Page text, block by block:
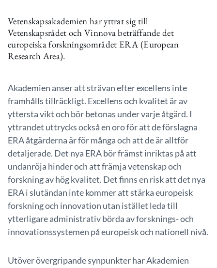
Vetenskapsakademien har yttrat sig till
Vetenskapsrådet och Vinnova beträffande det
europeiska forskningsområdet ERA (European
Research Area).
Akademien anser att strävan efter excellens inte
framhålls tillräckligt. Excellens och kvalitet är av
yttersta vikt och bör betonas under varje åtgärd. I
yttrandet uttrycks också en oro för att de förslagna
ERA åtgärderna är för många och att de är alltför
detaljerade. Det nya ERA bör främst inriktas på att
undanröja hinder och att främja vetenskap och
forskning av hög kvalitet. Det finns en risk att det nya
ERA i slutändan inte kommer att stärka europeisk
forskning och innovation utan istället leda till
ytterligare administrativ börda av forsknings- och
innovationssystemen på europeisk och nationell nivå.
Utöver övergripande synpunkter har Akademien